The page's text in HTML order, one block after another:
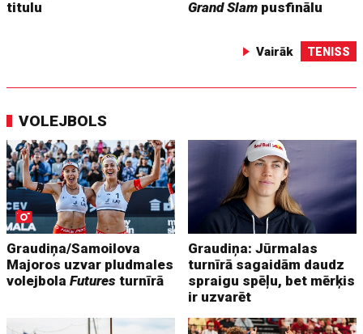
titulu
Grand Slam pusfinālu
Vairāk TENISS
VOLEJBOLS
Graudiņa/Samoilova
Majoros uzvar pludmales
volejbolaFutures turnīrā
Graudiņa: Jūrmalas
turnīrā sagaidām daudz
spraigu spēļu, bet mērķis
ir uzvarēt